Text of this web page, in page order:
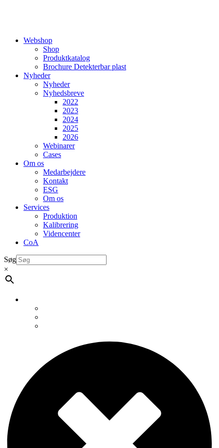
Webshop
Shop
Produktkatalog
Brochure Detekterbar plast
Nyheder
Nyheder
Nyhedsbreve
2022
2023
2024
2025
2026
Webinarer
Cases
Om os
Medarbejdere
Kontakt
ESG
Om os
Services
Produktion
Kalibrering
Videncenter
CoA
Søg
×